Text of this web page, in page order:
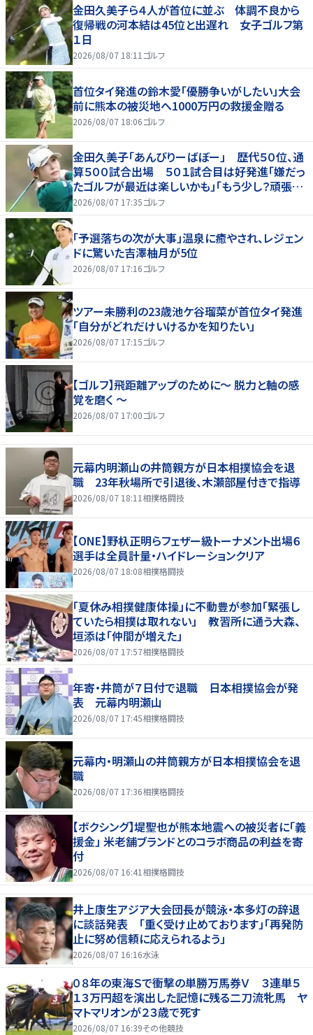
金田久美子ら４人が首位に並ぶ 体調不良から
復帰戦の河本結は45位と出遅れ 女子ゴルフ第
１日
2026/08/07 18:11 ゴルフ
首位タイ発進の鈴木愛「優勝争いがしたい」大会
前に熊本の被災地へ1000万円の救援金贈る
2026/08/07 18:06ゴルフ
金田久美子「あんびりーばぼー」 歴代５０位、通
算５００試合出場 ５０１試合目は好発進「嫌だっ
たゴルフが最近は楽しいかも」「もう少し？頑張り
たいな」
2026/08/07 17:35ゴルフ
「予選落ちの次が大事」温泉に癒やされ、レジェン
ドに驚いた吉澤柚月が5位
2026/08/07 17:16ゴルフ
ツアー未勝利の23歳池ケ谷瑠菜が首位タイ発進
「自分がどれだけいけるかを知りたい」
2026/08/07 17:15ゴルフ
【ゴルフ】飛距離アップのために～ 脱力と軸の感
覚を磨く ～
2026/08/07 17:00ゴルフ
元幕内明瀬山の井筒親方が日本相撲協会を退
職 23年秋場所で引退後、木瀬部屋付きで指導
2026/08/07 18:11 相撲格闘技
【ONE】野杁正明らフェザー級トーナメント出場６
選手は全員計量・ハイドレーションクリア
2026/08/07 18:08相撲格闘技
「夏休み相撲健康体操」に不動豊が参加「緊張し
ていたら相撲は取れない」 教習所に通う大森、
垣添は「仲間が増えた」
2026/08/07 17:57相撲格闘技
年寄・井筒が７日付で退職 日本相撲協会が発
表 元幕内明瀬山
2026/08/07 17:45相撲格闘技
元幕内・明瀬山の井筒親方が日本相撲協会を退
職
2026/08/07 17:36相撲格闘技
【ボクシング】堤聖也が熊本地震への被災者に「義
援金」 米老舗ブランドとのコラボ商品の利益を寄
付
2026/08/07 16:41 相撲格闘技
井上康生アジア大会団長が競泳・本多灯の辞退
に談話発表 「重く受け止めております」「再発防
止に努め信頼に応えられるよう」
2026/08/07 16:16水泳
０８年の東海Ｓで衝撃の単勝万馬券Ｖ ３連単５
１３万円超を演出した記憶に残る二刀流牝馬 ヤ
マトマリオンが２３歳で死す
2026/08/07 16:39その他競技